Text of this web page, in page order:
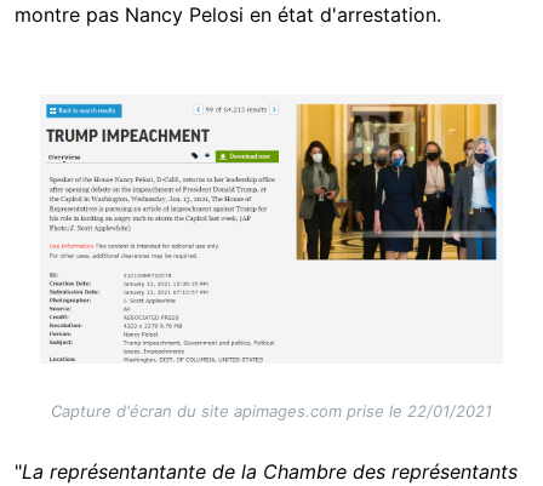
montre pas Nancy Pelosi en état d'arrestation.
Image
Capture d'écran du site apimages.com prise le 22/01/2021
"La représentantante de la Chambre des représentants